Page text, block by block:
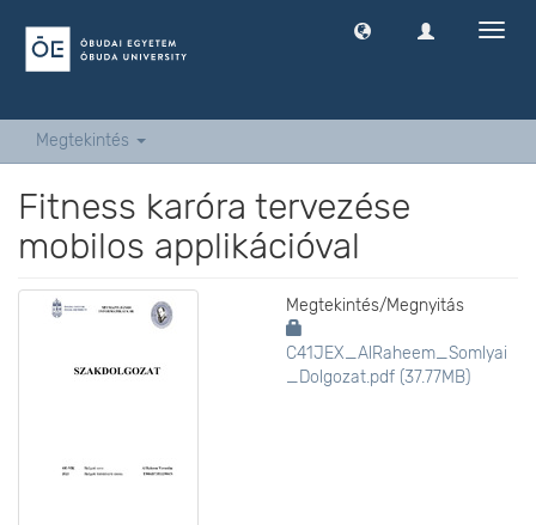
Megtekintés
Fitness karóra tervezése
mobilos applikációval
Megtekintés/Megnyitás
C41JEX_AlRaheem_Somlyai
_Dolgozat.pdf (37.77MB)